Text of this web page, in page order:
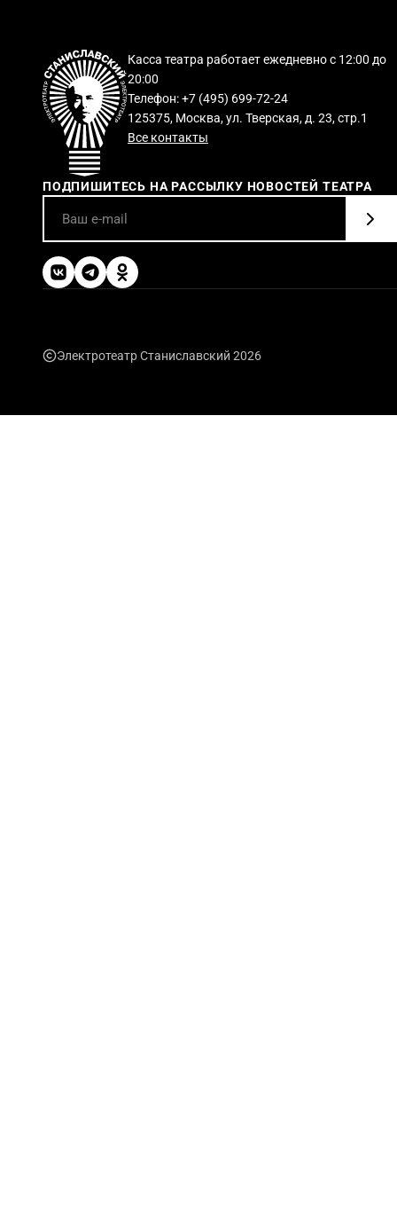
Касса театра работает ежедневно с 12:00 до
20:00
Телефон: +7 (495) 699-72-24
125375, Москва, ул. Тверская, д. 23, стр.1
Все контакты
ПОДПИШИТЕСЬ НА РАССЫЛКУ НОВОСТЕЙ ТЕАТРА
Электротеатр Станиславский 2026